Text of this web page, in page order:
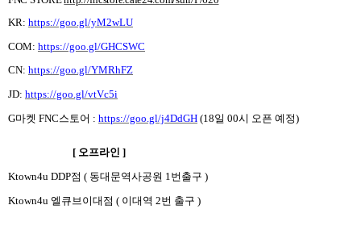
KR: https://goo.gl/yM2wLU
COM: https://goo.gl/GHCSWC
CN: https://goo.gl/YMRhFZ
JD: https://goo.gl/vtVc5i
G마켓 FNC스토어 : https://goo.gl/j4DdGH (18일 00시 오픈 예정)
[ 오프라인 ]
Ktown4u DDP점 ( 동대문역사공원 1 번출구 )
Ktown4u 엘큐브이대점 ( 이대역 2번 출구 )